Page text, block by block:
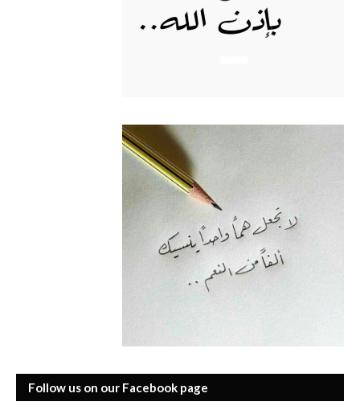
Follow us on our Facebook page